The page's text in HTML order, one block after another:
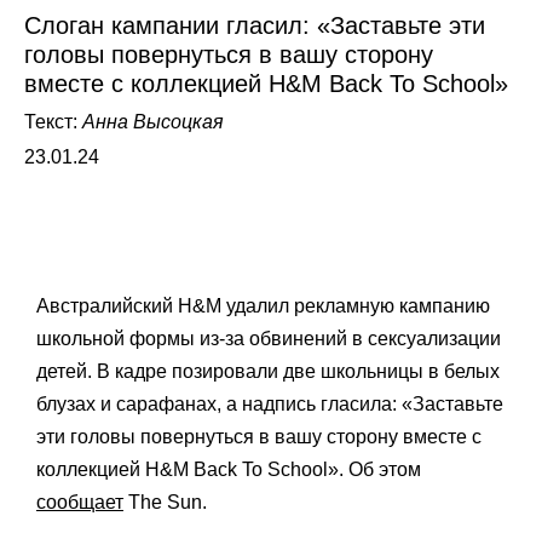
Слоган кампании гласил: «Заставьте эти
головы повернуться в вашу сторону
вместе с коллекцией H&M Back To School»
Текст: Анна Высоцкая
23.01.24
Австралийский H&M удалил рекламную кампанию
школьной формы из-за обвинений в сексуализации
детей. В кадре позировали две школьницы в белых
блузах и сарафанах, а надпись гласила: «Заставьте
эти головы повернуться в вашу сторону вместе с
коллекцией H&M Back To School». Об этом
сообщает The Sun.